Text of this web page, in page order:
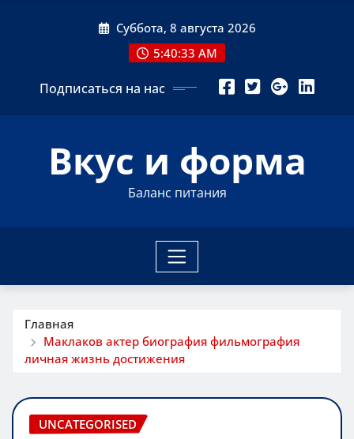
Суббота, 8 августа 2026
5:40:34 AM
Подписаться на нас
Вкус и форма
Баланс питания
Главная
Маклаков актер биография фильмография
личная жизнь достижения
UNCATEGORISED